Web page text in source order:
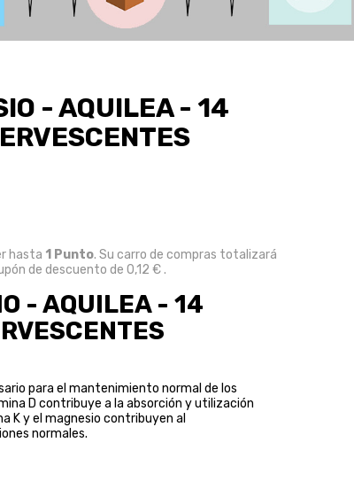
- AQUILEA - 14
hasta 1 Punto. Su carro de compras totalizará
de descuento de 0,12 €.
- AQUILEA - 14
para el mantenimiento normal de los
D contribuye a la absorción y utilización
K y el magnesio contribuyen al
normales.